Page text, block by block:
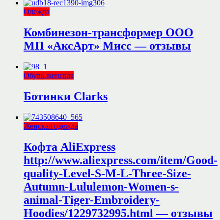
Одежда
Комбинезон-трансформер ООО
МП «АксАрт» Мисс — отзывы
Обувь женская
Ботинки Clarks
Женская одежда
Кофта AliExpress
http://www.aliexpress.com/item/Good-
quality-Level-S-M-L-Three-Size-
Autumn-Lululemon-Women-s-
animal-Tiger-Embroidery-
Hoodies/1229732995.html — отзывы